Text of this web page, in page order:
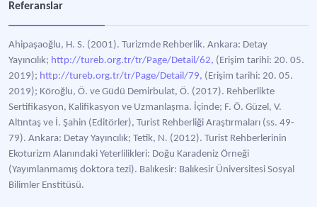
Referanslar
Ahipaşaoğlu, H. S. (2001). Turizmde Rehberlik. Ankara: Detay
Yayıncılık; http://tureb.org.tr/tr/Page/Detail/62, (Erişim tarihi: 20. 05.
2019); http://tureb.org.tr/tr/Page/Detail/79, (Erişim tarihi: 20. 05.
2019); Köroğlu, Ö. ve Güdü Demirbulat, Ö. (2017). Rehberlikte
Sertifikasyon, Kalifikasyon ve Uzmanlaşma. İçinde; F. Ö. Güzel, V.
Altıntaş ve İ. Şahin (Editörler), Turist Rehberliği Araştırmaları (ss. 49-
79). Ankara: Detay Yayıncılık; Tetik, N. (2012). Turist Rehberlerinin
Ekoturizm Alanındaki Yeterlilikleri: Doğu Karadeniz Örneği
(Yayımlanmamış doktora tezi). Balıkesir: Balıkesir Üniversitesi Sosyal
Bilimler Enstitüsü.